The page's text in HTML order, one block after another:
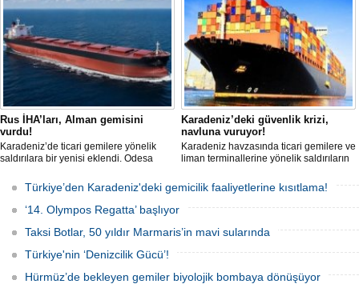
Rus İHA’ları, Alman gemisini
vurdu!
Karadeniz’de ticari gemilere yönelik
saldırılara bir yenisi eklendi. Odesa
aldığı Alman işletmesindeki Emil
gemisinde yangın çıktı; teknik sistemler
durunca mürettebat tahliye edildi.
Karadeniz’deki güvenlik krizi,
navluna vuruyor!
Karadeniz havzasında ticari gemilere ve
liman terminallerine yönelik saldırıların
sekteye uğrattı. Risk artışıyla birlikte
ortalama petrol tankeri maliyetleri 300
bin doları aşarken, savaş sigortası
fiyatlarında yüzde 50’yi geçen
Türkiye’den Karadeniz'deki gemicilik faaliyetlerine kısıtlama!
‘14. Olympos Regatta’ başlıyor
Taksi Botlar, 50 yıldır Marmaris’in mavi sularında
Türkiye'nin ‘Denizcilik Gücü’!
Hürmüz’de bekleyen gemiler biyolojik bombaya dönüşüyor